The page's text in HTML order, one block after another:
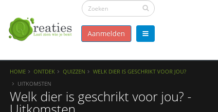
Aanmelden
HOME ONTDEK QUIZZEN
WELK DIER IS GESCHRIKT VOOR JOU?
UITKOMSTEN
Welk dier is geschrikt voor jou? -